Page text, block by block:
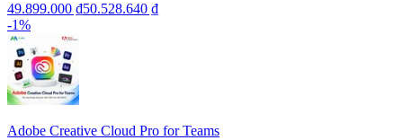
49.899.000 ₫50.528.640 ₫
-1%
Adobe Creative Cloud Pro for Teams